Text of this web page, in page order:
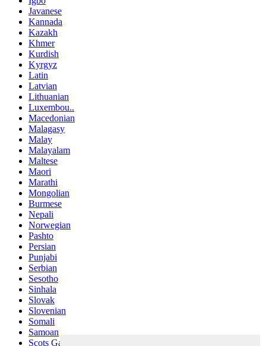
Javanese
Kannada
Kazakh
Khmer
Kurdish
Kyrgyz
Latin
Latvian
Lithuanian
Luxembou..
Macedonian
Malagasy
Malay
Malayalam
Maltese
Maori
Marathi
Mongolian
Burmese
Nepali
Norwegian
Pashto
Persian
Punjabi
Serbian
Sesotho
Sinhala
Slovak
Slovenian
Somali
Samoan
Scots Gaelic